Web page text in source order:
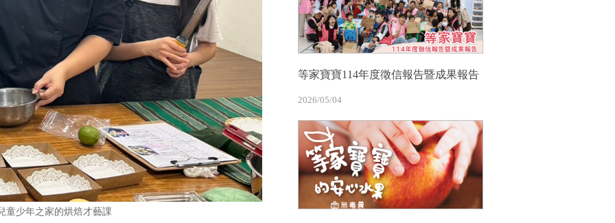
童少年之家的烘焙才藝課
等家寶寶114年度徵信報告暨成果報告
2026/05/04